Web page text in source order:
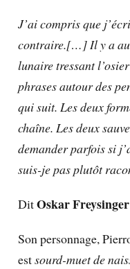
J’ai compris que
contraire.[…] Il y a
lunaire tressant
phrases autour des
qui suit. Les deux
chaîne. Les deux
demander parfois si
suis-je pas plutôt
DitOskar Freysinger
Son personnage,
estsourd-muet de